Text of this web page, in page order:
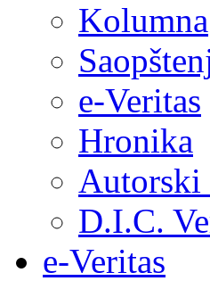
Kolumna
e-Veritas
Hronika
Autorski
D.I.C.
e-Veritas